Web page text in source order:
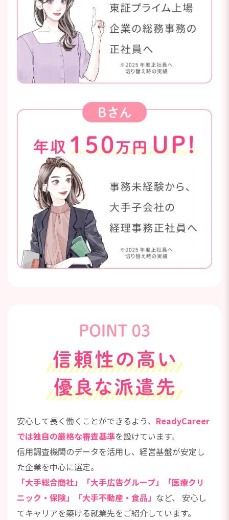
安心して長く働くことができるよう、 ReadyCareer
では独自の厳格な審査基準を設けています。
信用調査機関のデータを活用し、経営基盤が安定し
た企業を中心に選定。
「大手総合商社」「大手広告グループ」「医療クリ
ニック・保険」「大手不動産・食品」 など、
安心し
てキャリアを築ける就業先をご紹介しています。